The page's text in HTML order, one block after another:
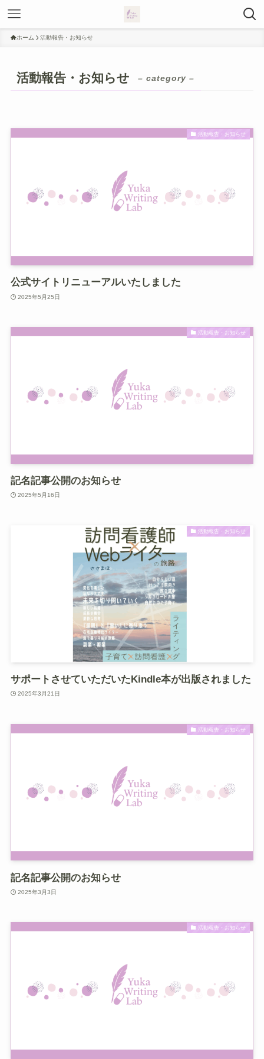
ホーム 活動報告・お知らせ
活動報告・お知らせ – category –
活動報告・お知らせ
公式サイトリニューアルいたしました
2025年5月25日
活動報告・お知らせ
記名記事公開のお知らせ
2025年5月16日
活動報告・お知らせ
サポートさせていただいたKindle本が出版されました
2025年3月21日
活動報告・お知らせ
記名記事公開のお知らせ
2025年3月3日
活動報告・お知らせ